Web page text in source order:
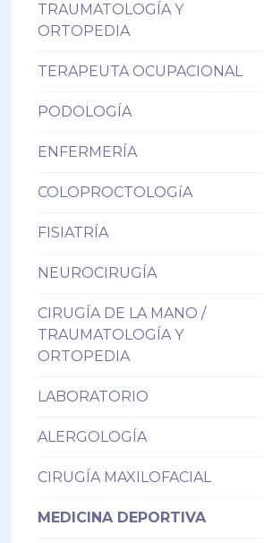
TRAUMATOLOGÍA Y
ORTOPEDIA
TERAPEUTA OCUPACIONAL
PODOLOGÍA
ENFERMERÍA
COLOPROCTOLOGíA
FISIATRÍA
NEUROCIRUGÍA
CIRUGÍA DE LA MANO /
TRAUMATOLOGÍA Y
ORTOPEDIA
LABORATORIO
ALERGOLOGÍA
CIRUGÍA MAXILOFACIAL
MEDICINA DEPORTIVA